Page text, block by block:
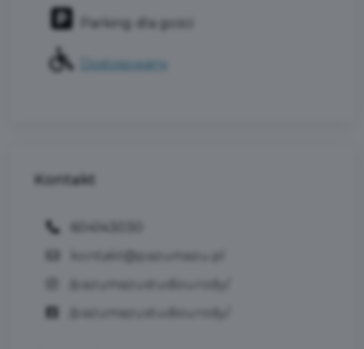
Parking dla gości
Dostosowany
Kontakt